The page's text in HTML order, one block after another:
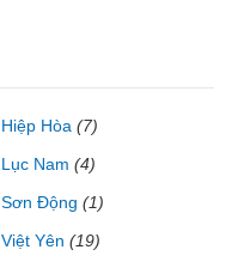
Hiệp Hòa (7)
Lục Nam (4)
Sơn Động (1)
Việt Yên (19)